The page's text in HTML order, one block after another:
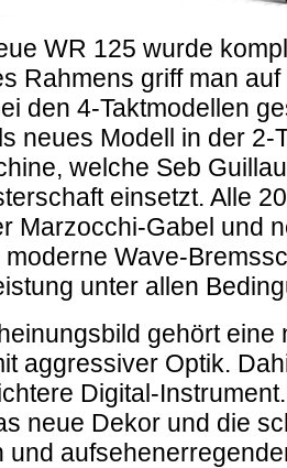
WR 125 wurde
Rahmens griff man
den 4-Taktmodellen
neues Modell in der 2-
welche Seb
einsetzt. Alle
Marzocchi-Gabel und
Wave-
unter allen
gehört eine
aggressiver Optik.
Digital-
neue Dekor und die
und